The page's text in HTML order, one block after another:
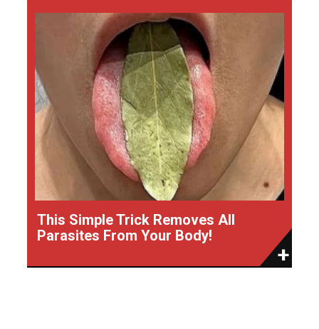
This Simple Trick Removes All
Parasites From Your Body!